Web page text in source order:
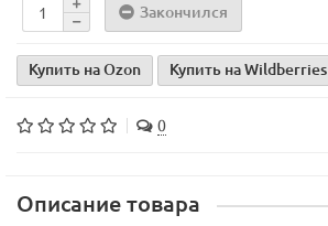
Закончился
Купить на Ozon Купить на Wildberries
0
Описание товара